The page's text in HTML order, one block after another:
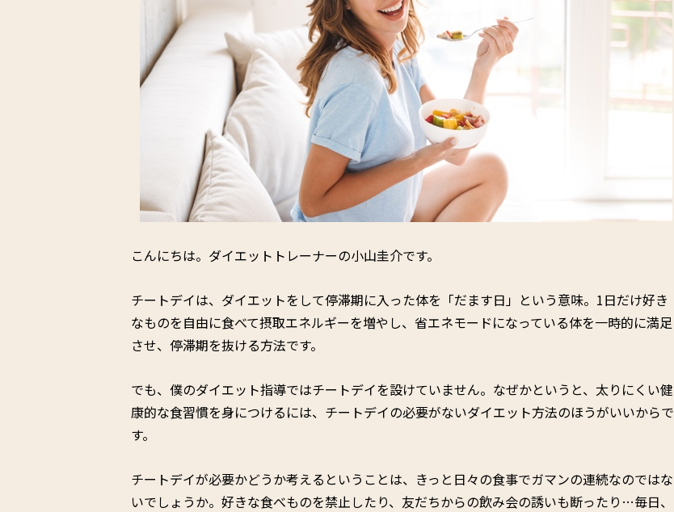
こんにちは。ダイエットトレーナーの小山圭介です。
チートデイは、ダイエットをして停滞期に入った体を「だます日」という意味。1日だけ好き
なものを自由に食べて摂取エネルギーを増やし、省エネモードになっている体を一時的に満足
させ、停滞期を抜ける方法です。
でも、僕のダイエット指導ではチートデイを設けていません。なぜかというと、太りにくい健
康的な食習慣を身につけるには、チートデイの必要がないダイエット方法のほうがいいからで
す。
チートデイが必要かどうか考えるということは、きっと日々の食事でガマンの連続なのではな
いでしょうか。好きな食べものを禁止したり、友だちからの飲み会の誘いも断ったり…毎日、